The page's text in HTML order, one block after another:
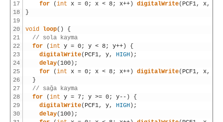
17
18
19
20
21
22
23
24
25
26
27
28
29
30
for
(int x = 0; x < 8; x++ ) digitalWrite( PCF1, x,
}
void loop( )
{
// sola kayma
for
(int y = 0; y < 8; y++ )
{
digitalWrite( PCF1, y, HIGH ) ;
delay(100 ) ;
for
(int x = 0; x < 8; x++ ) digitalWrite( PCF1, x,
}
// sağa kayma
for
(int y = 7; y >= 0; y-- )
{
digitalWrite( PCF1, y, HIGH ) ;
delay(100 ) ;